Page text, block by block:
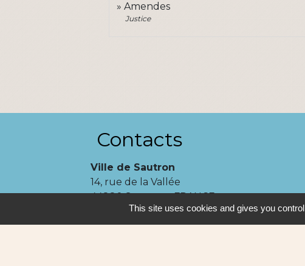
Amendes
Justice
Contacts
Ville de Sautron
14, rue de la Vallée
44880 Sautron - FRANCE
+33 2 51 77 86 86
This site uses cookies and gives you